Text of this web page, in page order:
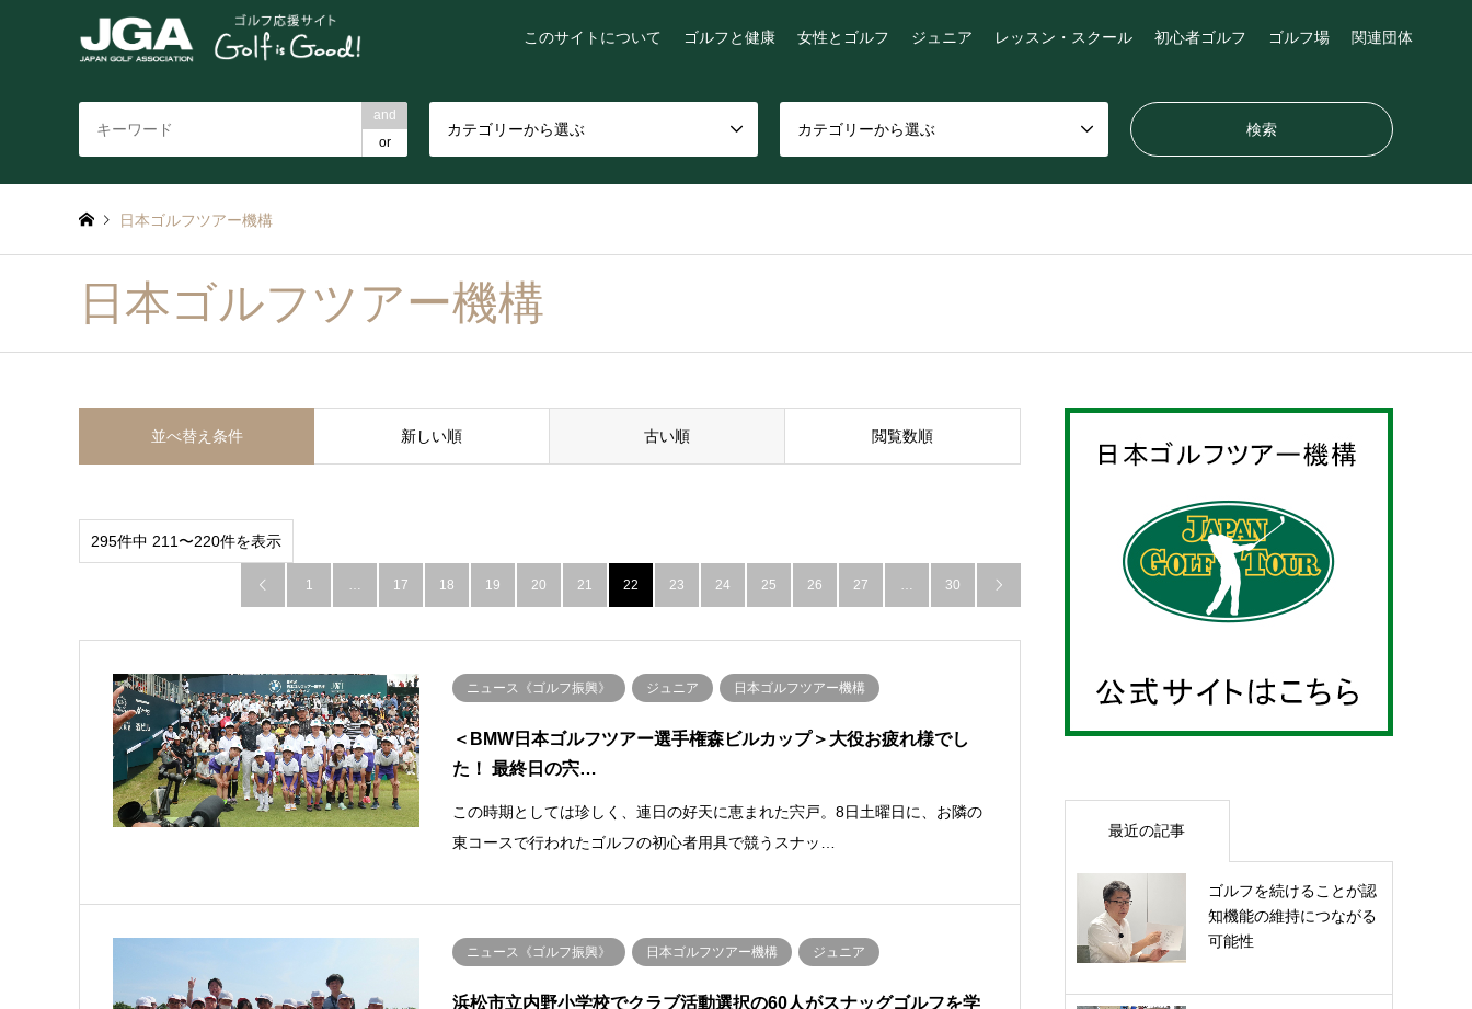
このサイトについて ゴルフと健康 女性とゴルフ ジュニア レッスン・スクール 初心者ゴルフ ゴルフ場 関連団体
and
or
カテゴリーから選ぶ カテゴリーから選ぶ
日本ゴルフツアー機構
日本ゴルフツアー機構
並べ替え条件 新しい順 古い順 閲覧数順
295件中 211〜220件を表示
 1 … 17 18 19 20 21 22 23 24 25 26 27 … 30 
ニュース《ゴルフ振興》 ジュニア 日本ゴルフツアー機構
＜BMW日本ゴルフツアー選手権森ビルカップ＞大役お疲れ様でし
た！ 最終日の宍…
この時期としては珍しく、連日の好天に恵まれた宍戸。8日土曜日に、お隣の
東コースで行われたゴルフの初心者用具で競うスナッ…
ニュース《ゴルフ振興》 日本ゴルフツアー機構 ジュニア
浜松市立内野小学校でクラブ活動選択の60人がスナッグゴルフを学
最近の記事
ゴルフを続けることが認
知機能の維持につながる
可能性